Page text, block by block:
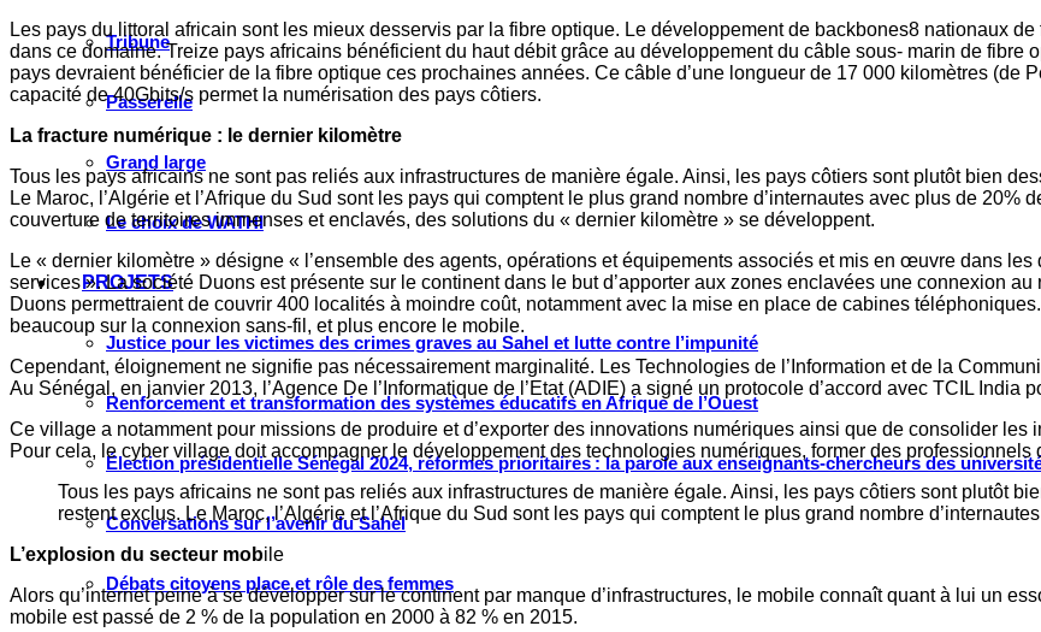
Tribune
Passerelle
Grand large
Le choix de WATHI
PROJETS
Justice pour les victimes des crimes graves au Sahel et lutte contre l’impunité
Renforcement et transformation des systèmes éducatifs en Afrique de l’Ouest
Élection présidentielle Sénégal 2024, réformes prioritaires : la parole aux enseignants-chercheurs des
Conversations sur l’avenir du Sahel
Débats citoyens place et rôle des femmes
Les pays du littoral africain sont les mieux desservis par la fibre optique. Le développement de backbones8 nationaux
dans ce domaine. Treize pays africains bénéficient du haut débit grâce au développement du câble sous- marin de fibre
pays devraient bénéficier de la fibre optique ces prochaines années. Ce câble d’une longueur de 17 000 kilomètres (de
capacité de 40Gbits/s permet la numérisation des pays côtiers.
La fracture numérique : le dernier kilomètre
Tous les pays africains ne sont pas reliés aux infrastructures de manière égale. Ainsi, les pays côtiers sont plutôt bien
Le Maroc, l’Algérie et l’Afrique du Sud sont les pays qui comptent le plus grand nombre d’internautes avec plus de
couverture de territoires immenses et enclavés, des solutions du « dernier kilomètre » se développent.
Le « dernier kilomètre » désigne « l’ensemble des agents, opérations et équipements associés et mis en œuvre dans
services ». La société Duons est présente sur le continent dans le but d’apporter aux zones enclavées une connexion
Duons permettraient de couvrir 400 localités à moindre coût, notamment avec la mise en place de cabines
beaucoup sur la connexion sans-fil, et plus encore le mobile.
Cependant, éloignement ne signifie pas nécessairement marginalité. Les Technologies de l’Information et de la
Au Sénégal, en janvier 2013, l’Agence De l’Informatique de l’Etat (ADIE) a signé un protocole d’accord avec TCIL India
Ce village a notamment pour missions de produire et d’exporter des innovations numériques ainsi que de consolider
Pour cela, le cyber village doit accompagner le développement des technologies numériques, former des
Tous les pays africains ne sont pas reliés aux infrastructures de manière égale. Ainsi, les pays côtiers sont plutôt
restent exclus. Le Maroc, l’Algérie et l’Afrique du Sud sont les pays qui comptent le plus grand nombre
L’explosion du secteur mobile
Alors qu’internet peine à se développer sur le continent par manque d’infrastructures, le mobile connaît quant à lui un
mobile est passé de 2 % de la population en 2000 à 82 % en 2015.